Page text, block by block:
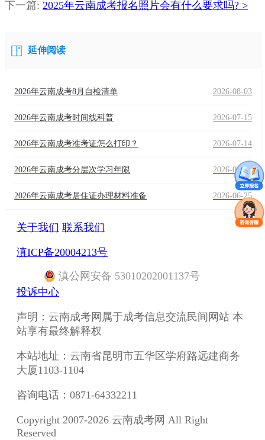
师
下一篇: 2025年云南成考报名照片会有什么要求吗? >
延伸阅读
2026年云南成考8月自检清单 2026-08-03
2026年云南成考时间线科普 2026-07-15
2026年云南成考准考证怎么打印？ 2026-07-14
2026年云南成考分层次学习年限 2026-06-26
2026年云南成考居住证办理材料准备 2026-06-25
关于我们 联系我们
滇ICP备20004213号
滇公网安备 53010202001137号
投诉中心
声明：云南成考网属于成考信息交流民间网站 本
站享有最终解释权
本站地址：云南省昆明市五华区学府路远建商务
大厦1103-1104
咨询电话：0871-64332211
Copyright 2007-2026 云南成考网 All Right
Reserved